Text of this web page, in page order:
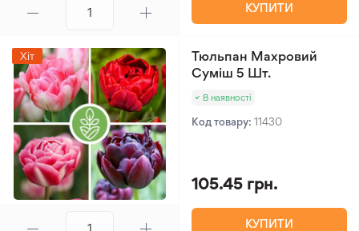
КУПИТИ
Хіт
Тюльпан Махровий
Суміш 5 Шт.
В наявності
Код товару: 11430
105.45 грн.
КУПИТИ